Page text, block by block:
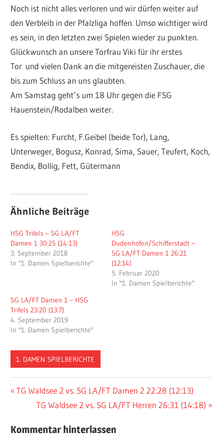
Noch ist nicht alles verloren und wir dürfen weiter auf
den Verbleib in der Pfalzliga hoffen. Umso wichtiger wird
es sein, in den letzten zwei Spielen wieder zu punkten.
Glückwunsch an unsere Torfrau Viki für ihr erstes
Tor und vielen Dank an die mitgereisten Zuschauer, die
bis zum Schluss an uns glaubten.
Am Samstag geht’s um 18 Uhr gegen die FSG
Hauenstein/Rodalben weiter.
Es spielten: Furcht, F.Geibel (beide Tor), Lang,
Unterweger, Bogusz, Konrad, Sima, Sauer, Teufert, Koch,
Bendix, Bollig, Fett, Gütermann
Ähnliche Beiträge
HSG Trifels – SG LA/FT
Damen 1 30:25 (14:13)
3. September 2018
In "1. Damen Spielberichte"
HSG
Dudenhofen/Schifferstadt –
SG LA/FT Damen 1 26:21
(12:14)
5. Februar 2020
In "1. Damen Spielberichte"
SG LA/FT Damen 1 – HSG
Trifels 23:20 (13:7)
4. September 2019
In "1. Damen Spielberichte"
1. DAMEN SPIELBERICHTE
Beitragsnavigation
Vorheriger
Beitrag:
TG Waldsee 2 vs. SG LA/FT Damen 2 22:28 (12:13)
Nächster
TG Waldsee 2 vs. SG LA/FT Herren 26:31 (14:18)
Kommentar hinterlassen